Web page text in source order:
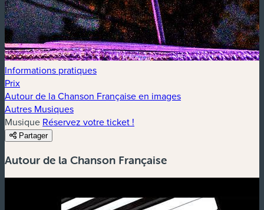
Informations pratiques
Prix
Autour de la Chanson Française en images
Autres Musiques
Musique Réservez votre ticket !
Partager
Autour de la Chanson Française